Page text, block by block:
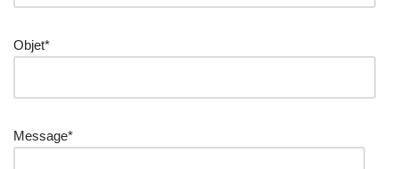
Objet*
Message*